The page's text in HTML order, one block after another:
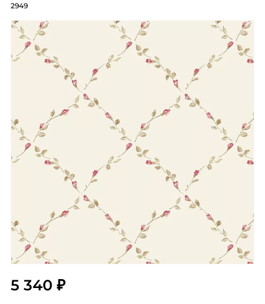
2949
5 340 ₽